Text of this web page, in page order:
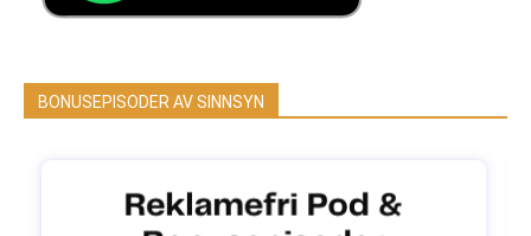
BONUSEPISODER AV SINNSYN